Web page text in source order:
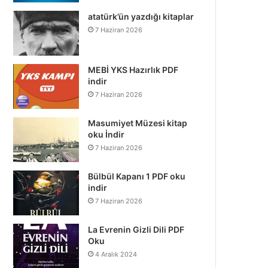
atatürk’ün yazdığı kitaplar
7 Haziran 2026
MEBİ YKS Hazırlık PDF
indir
7 Haziran 2026
Masumiyet Müzesi kitap
oku İndir
7 Haziran 2026
Bülbül Kapanı 1 PDF oku
indir
7 Haziran 2026
La Evrenin Gizli Dili PDF
Oku
4 Aralık 2024